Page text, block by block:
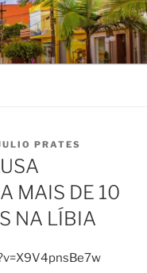
PRATES
MAIS DE 10
NA LÍBIA